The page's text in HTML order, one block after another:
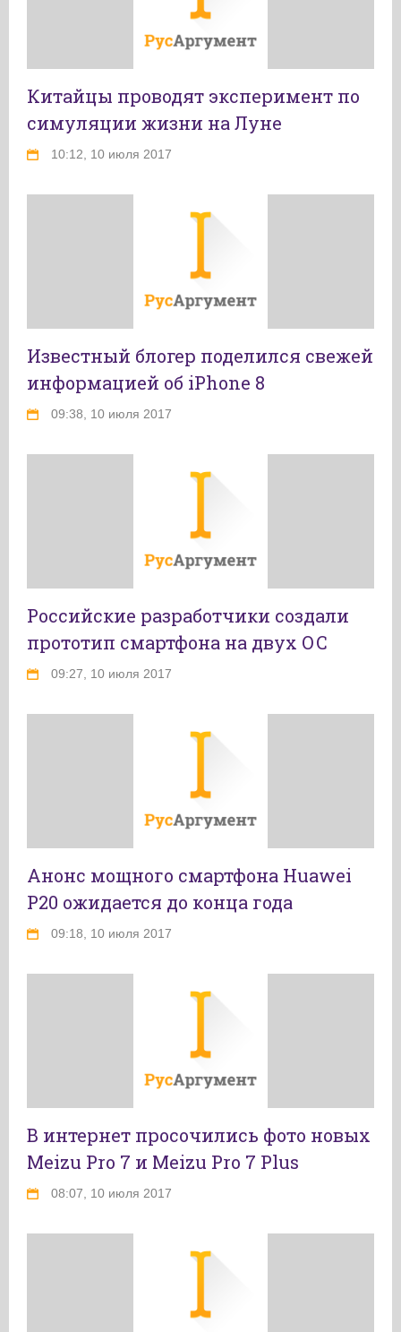
Китайцы проводят эксперимент по
симуляции жизни на Луне
10:12, 10 июля 2017
Известный блогер поделился свежей
информацией об iPhone 8
09:38, 10 июля 2017
Российские разработчики создали
прототип смартфона на двух ОС
09:27, 10 июля 2017
Анонс мощного смартфона Huawei
P20 ожидается до конца года
09:18, 10 июля 2017
В интернет просочились фото новых
Meizu Pro 7 и Meizu Pro 7 Plus
08:07, 10 июля 2017